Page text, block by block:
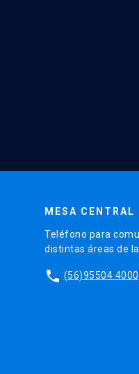
MESA CENTRAL
Teléfono para
distintas áreas de la
phone (56)95504 4000